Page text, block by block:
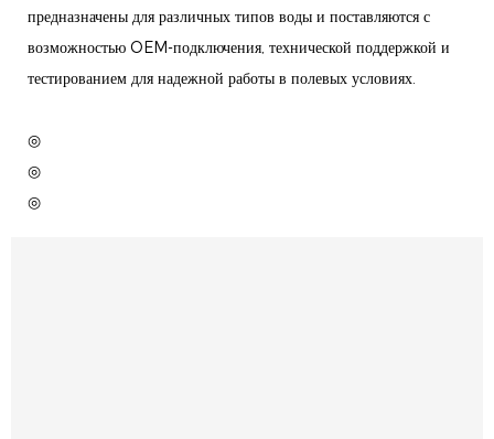
предназначены для различных типов воды и поставляются с
возможностью OEM-подключения, технической поддержкой и
тестированием для надежной работы в полевых условиях.
◎
◎
◎